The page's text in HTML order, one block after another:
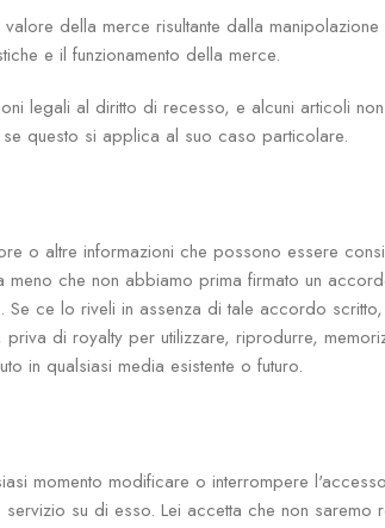
della merce risultante dalla
e il funzionamento della merce.
legali al diritto di recesso, e alcuni articoli
questo si applica al suo caso particolare.
o altre informazioni che possono essere
meno che non abbiamo prima firmato un
Se ce lo riveli in assenza di tale accordo
di royalty per utilizzare, riprodurre,
in qualsiasi media esistente o futuro.
momento modificare o interrompere
su di esso. Lei accetta che non saremo